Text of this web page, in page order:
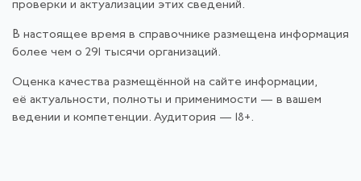
проверки и актуализации этих сведений.
В настоящее время в справочнике размещена информация
более чем о 291 тысячи организаций.
Оценка качества размещённой на сайте информации,
её актуальности, полноты и применимости — в вашем
ведении и компетенции. Аудитория — 18+.